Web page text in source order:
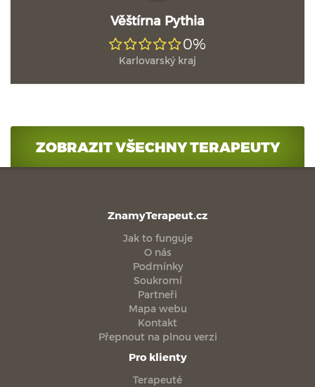
Věštírna Pythia
0%
Karlovarský kraj
ZOBRAZIT VŠECHNY TERAPEUTY
ZnamyTerapeut.cz
Jak to funguje
O nás
Podmínky
Soukromí
Partneři
Mapa webu
Kontakt
Přepnout na plnou verzi
Pro klienty
Terapeuté